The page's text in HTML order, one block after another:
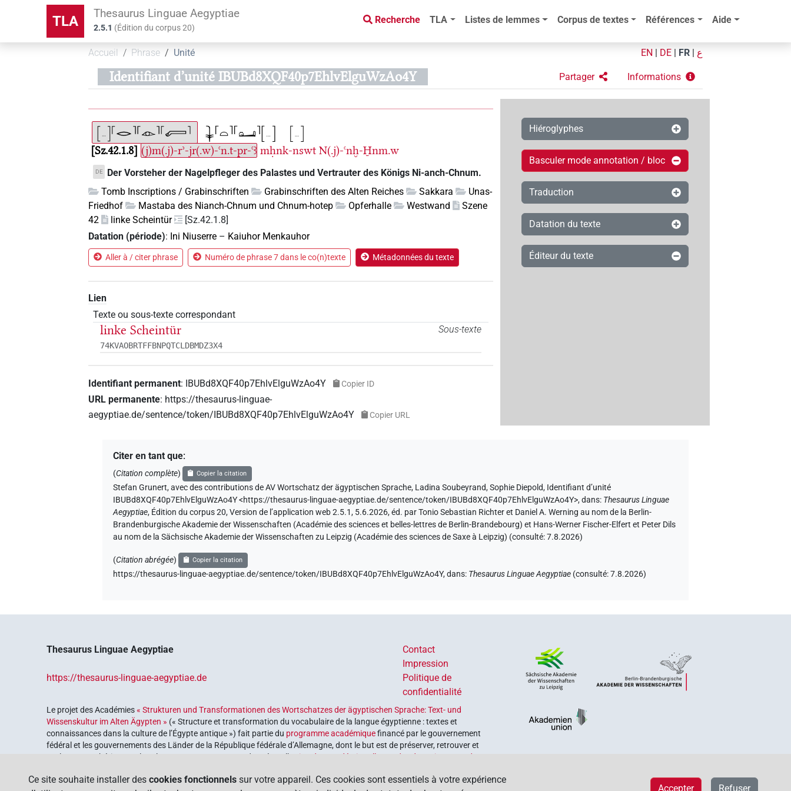
TLA Thesaurus Linguae Aegyptiae
2.5.1 (Édition du corpus20)
Recherche TLA Listes de lemmes Corpus de textes Références Aide
Accueil Phrase Unité EN DE FR ع
Identifiant d’unité IBUBd8XQF40p7EhlvElguWzAo4Y Partager Informations
Sz.42.1.8 (j)m(.j)-rʾ-jr(.w)-ꜥn.t-pr-ꜥꜣ mḥnk-nswt N(.j)-ꜥnḫ-H̱nm.w
DE
Der Vorsteher der Nagelpfleger des Palastes und Vertrauter des Königs Ni-anch-Chnum.
Tomb Inscriptions / Grabinschriften
Grabinschriften des Alten Reiches Sakkara
Unas-
Friedhof
Mastaba des Nianch-Chnum und Chnum-hotep Opferhalle Westwand
Szene
42
linke Scheintür
[Sz.42.1.8]
Datation (période): Ini Niuserre – Kaiuhor Menkauhor
Aller à / citer phrase Numéro de phrase 7 dans le co(n)texte Métadonnées du texte
Lien
Texte ou sous-texte correspondant
Sous-texte
linke Scheintür
74KVAOBRTFFBNPQTCLDBMDZ3X4
Identifiant permanent: IBUBd8XQF40p7EhlvElguWzAo4Y Copier ID
URL permanente: https://thesaurus-linguae-
aegyptiae.de/sentence/token/IBUBd8XQF40p7EhlvElguWzAo4Y
Copier URL
Hiéroglyphes
Basculer mode annotation / bloc
Traduction
Datation du texte
Éditeur du texte
Citer en tant que:
(Citation complète) Copier la citation
Stefan Grunert,avec des contributions de AV Wortschatz der ägyptischen Sprache, Ladina Soubeyrand,Sophie Diepold, Identifiant d’unité
IBUBd8XQF40p7EhlvElguWzAo4Y <https://thesaurus-linguae-aegyptiae.de/sentence/token/IBUBd8XQF40p7EhlvElguWzAo4Y>,dans: Thesaurus Linguae
Aegyptiae, Édition du corpus 20, Version de l’application web 2.5.1, 5.6.2026, éd. par Tonio Sebastian Richter et Daniel A. Werning au nom de la Berlin-
Brandenburgische Akademie der Wissenschaften (Académie des sciences et belles-lettres de Berlin-Brandebourg) et Hans-Werner Fischer-Elfert et Peter Dils
au nom de la Sächsische Akademie der Wissenschaften zu Leipzig (Académie des sciences de Saxe à Leipzig) (consulté:7.8.2026)
(Citation abrégée) Copier la citation
https://thesaurus-linguae-aegyptiae.de/sentence/token/IBUBd8XQF40p7EhlvElguWzAo4Y,dans: Thesaurus Linguae Aegyptiae (consulté:7.8.2026)
Thesaurus Linguae Aegyptiae
https://thesaurus-linguae-aegyptiae.de
Contact
Impression
Politique de
confidentialité
Le projet des Académies« Strukturen und Transformationen des Wortschatzes der ägyptischen Sprache: Text- und
Wissenskultur im Alten Ägypten » (« Structure et transformation du vocabulaire de la langue égyptienne : textes et
connaissances dans la culture de l’Égypte antique ») fait partie du programme académiquefinancé par le gouvernement
fédéral et les gouvernements des Länder de la République fédérale d’Allemagne, dont le but est de préserver, retrouver et
explorer notre héritage culturel. Le programme est coordonné par l’ Union des académies allemandes des sciences et des
Ce site souhaite installer des cookies fonctionnels sur votre appareil. Ces cookies sont essentiels à votre expérience
Refuser
Accepter